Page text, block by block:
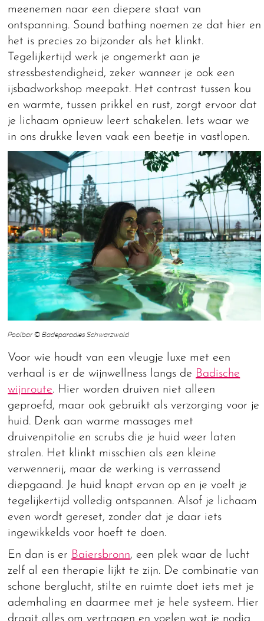
meenemen naar een diepere staat van
ontspanning. Sound bathing noemen ze dat hier en
het is precies zo bijzonder als het klinkt.
Tegelijkertijd werk je ongemerkt aan je
stressbestendigheid, zeker wanneer je ook een
ijsbadworkshop meepakt. Het contrast tussen kou
en warmte, tussen prikkel en rust, zorgt ervoor dat
je lichaam opnieuw leert schakelen. Iets waar we
in ons drukke leven vaak een beetje in vastlopen.
Poolbar © Badeparadies Schwarzwald
Voor wie houdt van een vleugje luxe met een
verhaal is er de wijnwellness langs de Badische
wijnroute. Hier worden druiven niet alleen
geproefd, maar ook gebruikt als verzorging voor je
huid. Denk aan warme massages met
druivenpitolie en scrubs die je huid weer laten
stralen. Het klinkt misschien als een kleine
verwennerij, maar de werking is verrassend
diepgaand. Je huid knapt ervan op en je voelt je
tegelijkertijd volledig ontspannen. Alsof je lichaam
even wordt gereset, zonder dat je daar iets
ingewikkelds voor hoeft te doen.
En dan is er Baiersbronn, een plek waar de lucht
zelf al een therapie lijkt te zijn. De combinatie van
schone berglucht, stilte en ruimte doet iets met je
ademhaling en daarmee met je hele systeem. Hier
draait alles om vertragen en voelen wat je nodig